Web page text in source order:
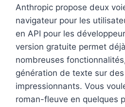
Anthropic propose deux
navigateur pour les
en API pour les
version gratuite permet
nombreuses
génération de texte sur
impressionnants. Vous
roman-fleuve en quelques